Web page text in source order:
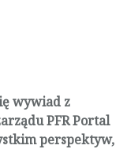
wywiad z
PFR Portal
perspektyw,